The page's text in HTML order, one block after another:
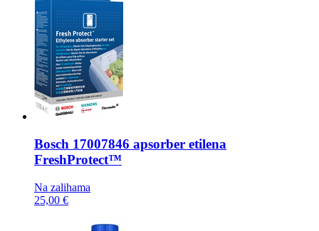
Bosch 17007846 apsorber etilena
FreshProtect™
Na zalihama
25,00 €